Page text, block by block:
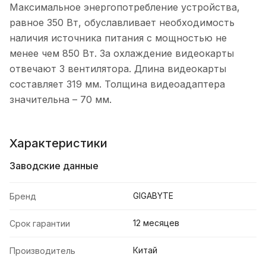
Максимальное энергопотребление устройства,
равное 350 Вт, обуславливает необходимость
наличия источника питания с мощностью не
менее чем 850 Вт. За охлаждение видеокарты
отвечают 3 вентилятора. Длина видеокарты
составляет 319 мм. Толщина видеоадаптера
значительна – 70 мм.
Характеристики
Заводские данные
Бренд GIGABYTE
Срок гарантии 12 месяцев
Производитель Китай